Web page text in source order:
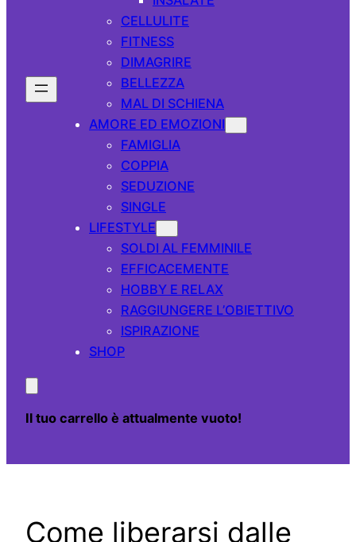
CELLULITE
FITNESS
DIMAGRIRE
BELLEZZA
MAL DI SCHIENA
AMORE ED EMOZIONI
FAMIGLIA
COPPIA
SEDUZIONE
SINGLE
LIFESTYLE
SOLDI AL FEMMINILE
EFFICACEMENTE
HOBBY E RELAX
RAGGIUNGERE L’OBIETTIVO
ISPIRAZIONE
SHOP
Il tuo carrello è attualmente vuoto!
Come liberarsi dalle